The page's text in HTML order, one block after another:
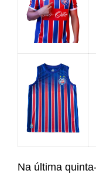
Na última